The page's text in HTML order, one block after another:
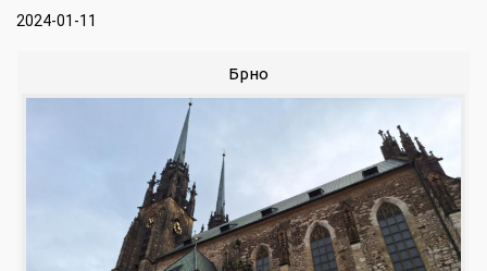
2024-01-11
Брно